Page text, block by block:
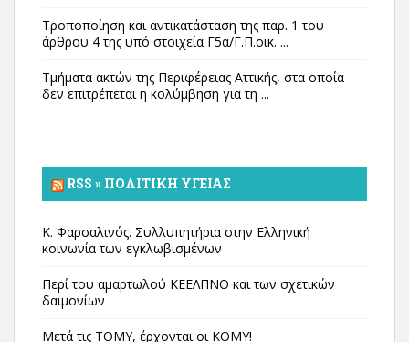
Τροποποίηση και αντικατάσταση της παρ. 1 του
άρθρου 4 της υπό στοιχεία Γ5α/Γ.Π.οικ. ...
Τμήματα ακτών της Περιφέρειας Αττικής, στα οποία
δεν επιτρέπεται η κολύμβηση για τη ...
RSS » ΠΟΛΙΤΙΚΉ ΥΓΕΊΑΣ
Κ. Φαρσαλινός. Συλλυπητήρια στην Ελληνική
κοινωνία των εγκλωβισμένων
Περί του αμαρτωλού ΚΕΕΛΠΝΟ και των σχετικών
δαιμονίων
Μετά τις ΤΟΜΥ, έρχονται οι ΚΟΜΥ!